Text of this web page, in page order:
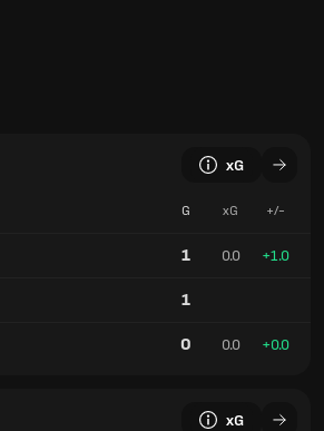
xG
G xG +/-
1 0.0 +1.0
1
0 0.0 +0.0
xG